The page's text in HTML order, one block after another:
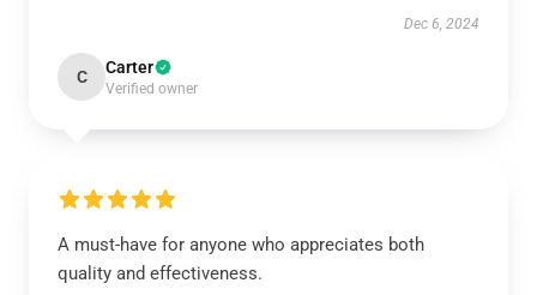
Dec 6, 2024
C Carter
Verified owner
A must-have for anyone who appreciates both
quality and effectiveness.